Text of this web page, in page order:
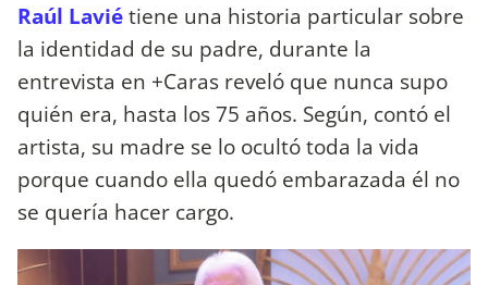
Raúl Laviétiene una historia particular sobre
la identidad de su padre, durante la
entrevista en +Caras reveló que nunca supo
quién era, hasta los 75 años. Según, contó el
artista, su madre se lo ocultó toda la vida
porque cuando ella quedó embarazada él no
se quería hacer cargo.